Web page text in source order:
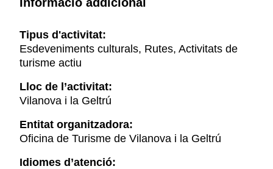
Tipus d'activitat:
Esdeveniments culturals, Rutes, Activitats de
turisme actiu
Lloc de l’activitat:
Vilanova i la Geltrú
Entitat organitzadora:
Oficina de Turisme de Vilanova i la Geltrú
Idiomes d’atenció: